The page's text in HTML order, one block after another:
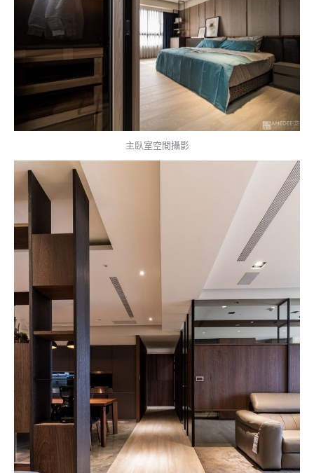
主臥室空間攝影